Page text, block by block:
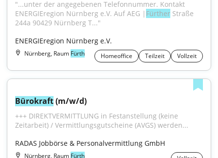
"...unter der angegebenen Telefonnummer. Kontakt
ENERGIEregion Nürnberg e.V. Auf AEG | Fürther Straße
244a 90429 Nürnberg T..."
ENERGIEregion Nürnberg e.V.
Nürnberg, Raum Fürth Homeoffice Teilzeit Vollzeit
Bürokraft (m/w/d)
+++ DIREKTVERMITTLUNG in Festanstellung (keine
Zeitarbeit) / Vermittlungsgutscheine (AVGS) werden...
RADAS Jobbörse & Personalvermittlung GmbH
Nürnberg, Raum Fürth